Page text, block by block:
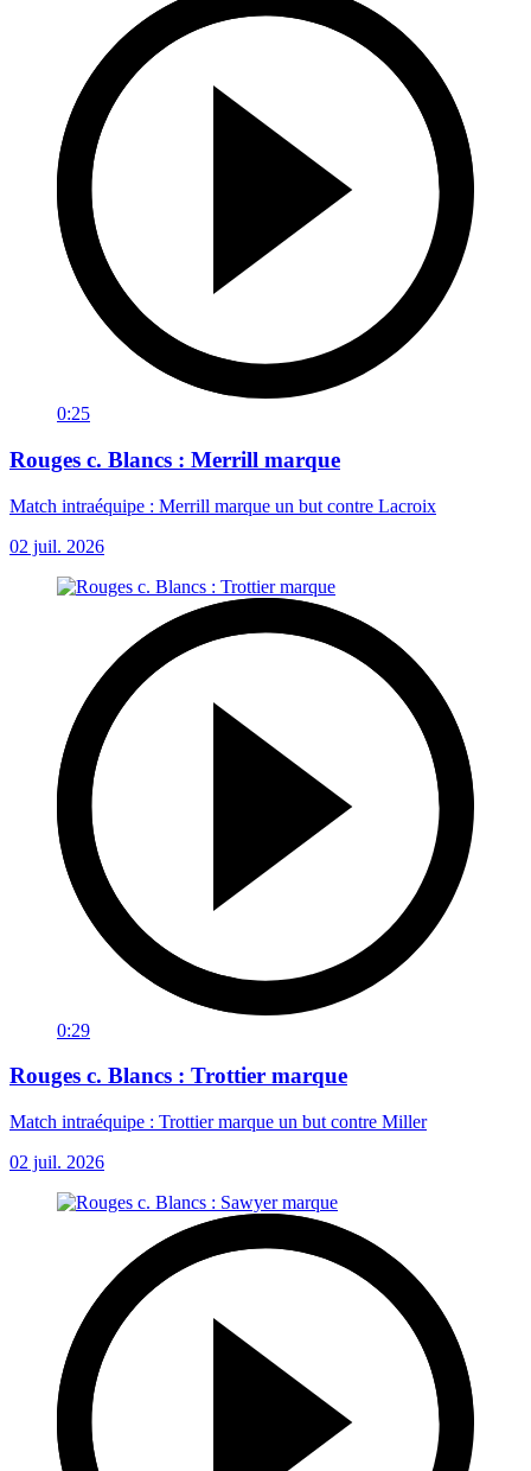
0:25
Rouges c. Blancs : Merrill marque
Match intraéquipe : Merrill marque un but contre Lacroix
02 juil. 2026
0:29
Rouges c. Blancs : Trottier marque
Match intraéquipe : Trottier marque un but contre Miller
02 juil. 2026